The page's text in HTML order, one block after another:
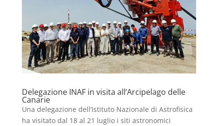
Delegazione INAF in visita all’Arcipelago delle
Canarie
Una delegazione dell’Istituto Nazionale di Astrofisica
ha visitato dal 18 al 21 luglio i siti astronomici